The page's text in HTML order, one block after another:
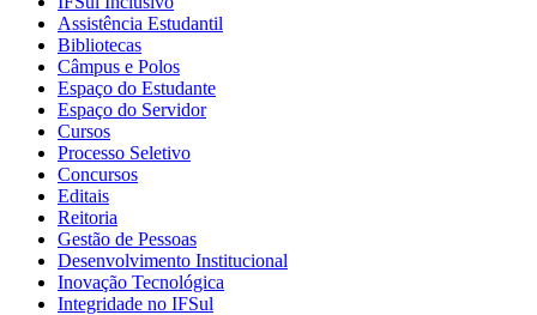
Assistência Estudantil
Bibliotecas
Câmpus e Polos
Espaço do Estudante
Espaço do Servidor
Cursos
Processo Seletivo
Concursos
Editais
Reitoria
Gestão de Pessoas
Desenvolvimento Institucional
Inovação Tecnológica
Integridade no IFSul